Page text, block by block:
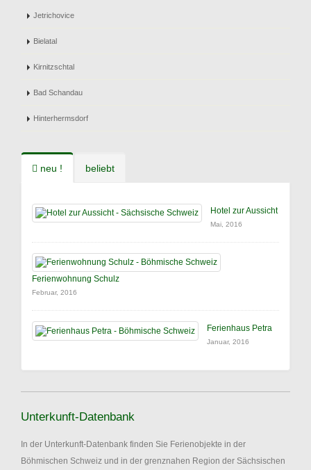
Jetrichovice
Bielatal
Kirnitzschtal
Bad Schandau
Hinterhermsdorf
neu ! beliebt
Hotel zur Aussicht
Mai, 2016
Ferienwohnung Schulz
Februar, 2016
Ferienhaus Petra
Januar, 2016
Unterkunft-Datenbank
In der Unterkunft-Datenbank finden Sie Ferienobjekte in der
Böhmischen Schweiz und in der grenznahen Region der Sächsischen